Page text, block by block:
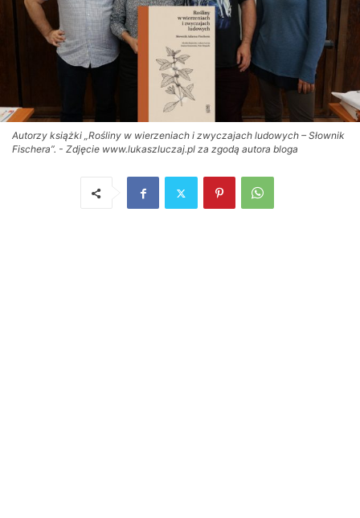
Autorzy książki „Rośliny w wierzeniach i zwyczajach ludowych – Słownik
Fischera”. - Zdjęcie www.lukaszluczaj.pl za zgodą autora bloga